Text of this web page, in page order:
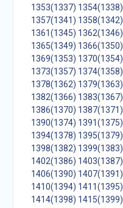
1353(1337) 1354(1338)
1357(1341) 1358(1342)
1361(1345) 1362(1346)
1365(1349) 1366(1350)
1369(1353) 1370(1354)
1373(1357) 1374(1358)
1378(1362) 1379(1363)
1382(1366) 1383(1367)
1386(1370) 1387(1371)
1390(1374) 1391(1375)
1394(1378) 1395(1379)
1398(1382) 1399(1383)
1402(1386) 1403(1387)
1406(1390) 1407(1391)
1410(1394) 1411(1395)
1414(1398) 1415(1399)